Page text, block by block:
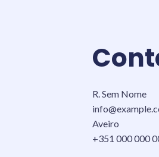
R. Sem Nome
Aveiro
+351 000 000